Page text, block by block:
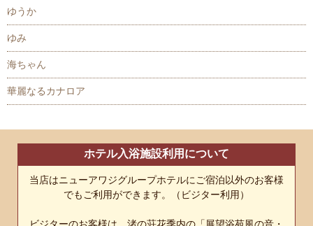
ゆうか
ゆみ
海ちゃん
華麗なるカナロア
ホテル入浴施設利用について
当店はニューアワジグループホテルにご宿泊以外のお客様
でもご利用ができます。（ビジター利用）